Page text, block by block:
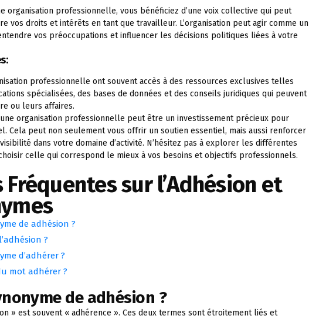
organisation professionnelle, vous bénéficiez d’une voix collective qui peut
vos droits et intérêts en tant que travailleur. L’organisation peut agir comme un
vos préoccupations et influencer les décisions politiques liées à votre
professionnelle ont souvent accès à des ressources exclusives telles
spécialisées, des bases de données et des conseils juridiques qui peuvent
ou leurs affaires.
organisation professionnelle peut être un investissement précieux pour
Cela peut non seulement vous offrir un soutien essentiel, mais aussi renforcer
dans votre domaine d’activité. N’hésitez pas à explorer les différentes
celle qui correspond le mieux à vos besoins et objectifs professionnels.
sur l’Adhésion et
de adhésion ?
?
d’adhérer ?
mot adhérer ?
de adhésion ?
» est souvent « adhérence ». Ces deux termes sont étroitement liés et